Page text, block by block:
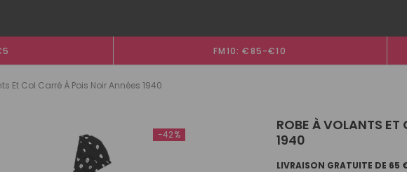
FM10: €85-€10
Et Col Carré À Pois Noir Années 1940
-42%
ROBE À VOLANTS ET
1940
LIVRAISON GRATUITE DE 65